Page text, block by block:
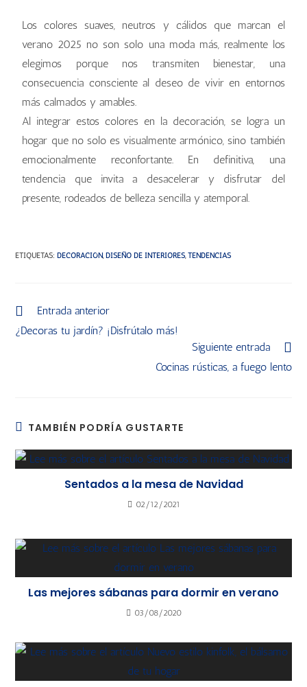
Los colores suaves, neutros y cálidos que marcan el
verano 2025 no son solo una moda más, realmente los
elegimos porque nos transmiten bienestar, una
consecuencia consciente al deseo de vivir en entornos
más calmados y amables.
Al integrar estos colores en la decoración, se logra un
hogar que no solo es visualmente armónico, sino también
emocionalmente reconfortante. En definitiva, una
tendencia que invita a desacelerar y disfrutar del
presente, rodeados de belleza sencilla y atemporal.
ETIQUETAS:DECORACIÓN, DISEÑO DE INTERIORES, TENDENCIAS
Entrada anterior
¿Decoras tu jardín? ¡Disfrútalo más!
Siguiente entrada
Cocinas rústicas, a fuego lento
TAMBIÉN PODRÍA GUSTARTE
Sentados a la mesa de Navidad
02/12/2021
Las mejores sábanas para dormir en verano
03/08/2020